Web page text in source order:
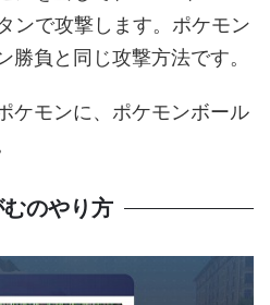
ンで攻撃します。ポケモン
勝負と同じ攻撃方法です。
ケモンに、ポケモンボール
むのやり方